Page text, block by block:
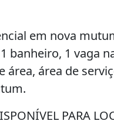
em nova
banheiro, 1 vaga
área, área de
PARA